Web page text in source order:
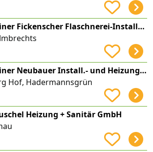
Rainer Fickenscher Flaschnerei-Installation
Rainer Neubauer Install.- und Heizungsbaumeister
Hof, Hadermannsgrün
Heizung + Sanitär GmbH